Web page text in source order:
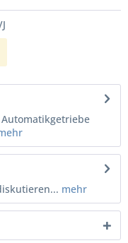
Automatikgetriebe
mehr